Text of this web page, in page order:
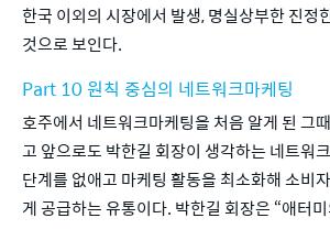
한국 이외의 시장에서 발생, 명실상부한 진정
것으로 보인다.
Part 10 원칙 중심의 네트워크마케팅
호주에서 네트워크마케팅을 처음 알게 된 그
고 앞으로도 박한길 회장이 생각하는 네트워
단계를 없애고 마케팅 활동을 최소화해 소비
게 공급하는 유통이다. 박한길 회장은 “애터